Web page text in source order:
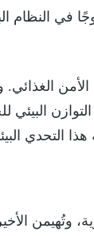
في
البيئي
التحدي
وتُهيمن